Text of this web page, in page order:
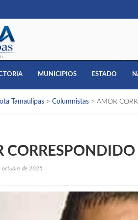
MUNICIPIOS ESTADO
Tamaulipas > Columnistas > AMOR
CORRESPONDIDO
octubre de 2025